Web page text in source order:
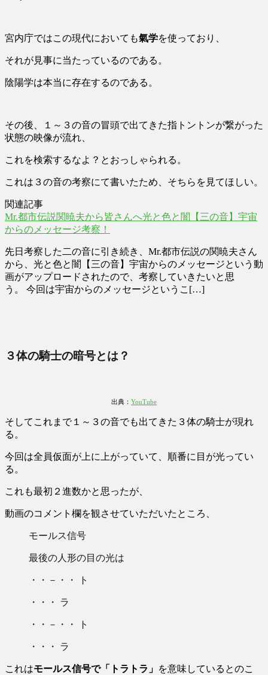
宮内庁ではこの現代においても氣学を使っており、
それが見事に当たっているのである。
陰陽学は本当に存在するのである。
その後、１～３の音の冒頭で出てきた指トントンが繋がった
状態の映像が流れ、
これを検索するなよ？とおっしゃられる。
これは３の音の考察にて書いたため、そちらを見てほしい。
関連記事
Mr.都市伝説関暁夫から皆さんへ光と色と闇【三の音】宇宙
からのメッセージ考察！
先日考察した二の音に引き続き、Mr.都市伝説の関暁夫さん
から、光と色と闇【三の音】宇宙からのメッセージという動
画がアップロードされたので、考察していきたいと思
う。 今回は宇宙からのメッセージというこ[…]
３体の騎士の暗号とは？
出典： YouTube
そしてこれまで１～３の音でも出てきた３体の騎士が現れ
る。
今回は全員仮面が上に上がっていて、順番に目が光ってい
る。
これも最初２進数かと思ったが、
動画のコメント欄を観させていただいたところ、
モールス信号
最後の人形の目の光は
・・－・・ ト
・・・ ラ
・・－・・ ト
・・・ ラ
これはモールス信号で「トラトラ」 を意味しているとのこ